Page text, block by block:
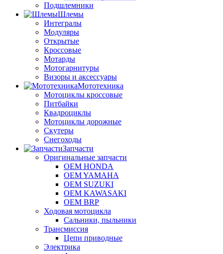
Подшлемники
Шлемы
Интегралы
Модуляры
Открытые
Кроссовые
Мотарды
Мотогарнитуры
Визоры и аксессуары
Мототехника
Мотоциклы кроссовые
Питбайки
Квадроциклы
Мотоциклы дорожные
Скутеры
Снегоходы
Запчасти
Оригинальные запчасти
OEM HONDA
OEM YAMAHA
OEM SUZUKI
OEM KAWASAKI
OEM BRP
Ходовая мотоцикла
Сальники, пыльники
Трансмиссия
Цепи приводные
Электрика